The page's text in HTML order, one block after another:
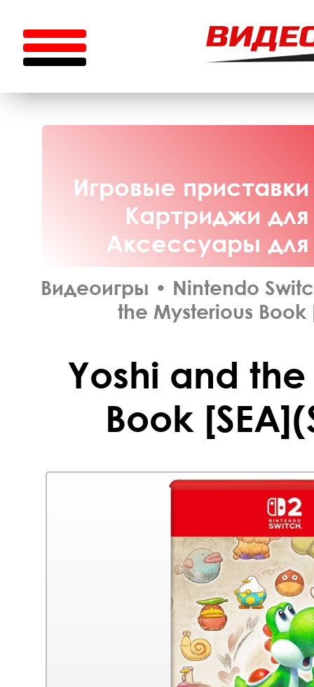
Игровые
Картриджи
Аксессуары для
Видеоигры • Nintendo
the Mysterious Book
Yoshi and
Book